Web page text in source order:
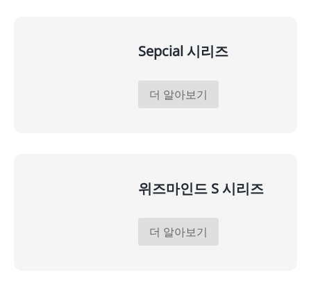
Sepcial 시리즈
더 알아보기
위즈마인드 S 시리즈
더 알아보기